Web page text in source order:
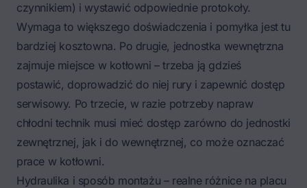
czynnikiem) i wystawić odpowiednie protokoły.
Wymaga to większego doświadczenia i pomyłka jest tu
bardziej kosztowna. Po drugie, jednostka wewnętrzna
zajmuje miejsce w kotłowni – trzeba ją gdzieś
postawić, doprowadzić do niej rury i zapewnić dostęp
serwisowy. Po trzecie, w razie potrzeby napraw
chłodni technik musi mieć dostęp zarówno do jednostki
zewnętrznej, jak i do wewnętrznej, co może oznaczać
prace w kotłowni.
Hydraulika i sposób montażu – realne różnice na placu